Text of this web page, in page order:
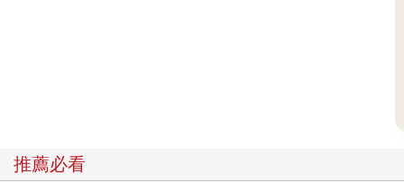
婚姻永遠不只是由鮮花、音樂、美酒等浪漫的因素構成，也永遠
不會只有童話故事裡王子與公主從此過上了幸福快樂生活的完美
推薦必看